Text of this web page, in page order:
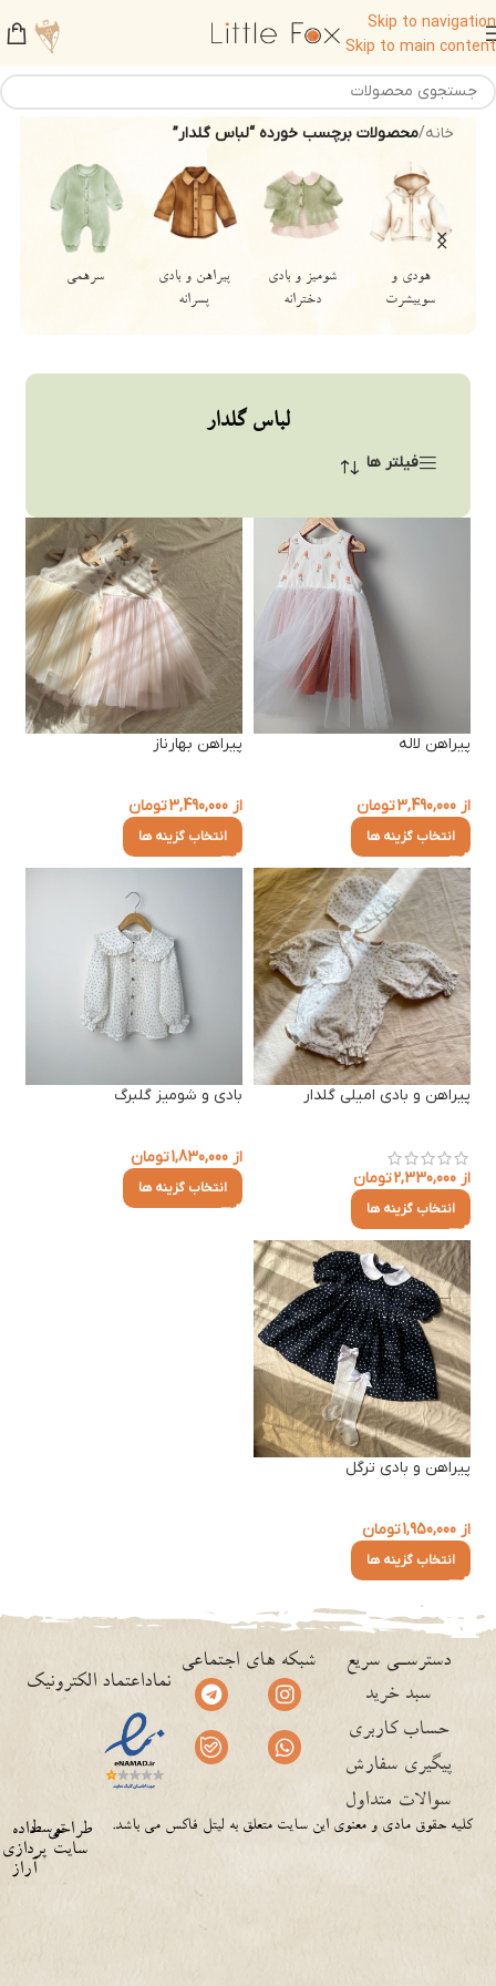
Skip to navigation
Skip to main content
خانه/محصولات برچسب خورده “لباس گلدار”
هودی و
سوییشرت
شومیز و بادی
دخترانه
پیراهن و بادی
پسرانه
سرهمی
لباس گلدار
فیلتر ها
پیراهن لاله
از3,490,000تومان
انتخاب گزینه ها
پیراهن بهارناز
از 3,490,000تومان
انتخاب گزینه ها
پیراهن و بادی امیلی گلدار
از2,330,000تومان
انتخاب گزینه ها
بادی و شومیز گلبرگ
از 1,830,000تومان
انتخاب گزینه ها
پیراهن و بادی ترگل
از1,950,000تومان
انتخاب گزینه ها
دسترسـی سریع
سبد خرید
حساب کاربری
پیگیری سفارش
سوالات متداول
شبکه های اجتماعی
نماداعتماد الکترونیک
داده
پردازی
آراز
توسططراحی
سایت
کلیه حقوق مادی و معنوی این سایت متعلق به لیتل فاکس می باشد.